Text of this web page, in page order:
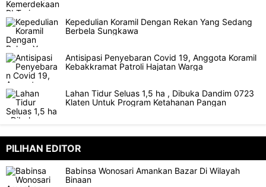
Kepedulian Koramil Dengan Rekan Yang Sedang
Berbela Sungkawa
Antisipasi Penyebaran Covid 19, Anggota Koramil
Kebakkramat Patroli Hajatan Warga
Lahan Tidur Seluas 1,5 ha , Dibuka Dandim 0723
Klaten Untuk Program Ketahanan Pangan
PILIHAN EDITOR
Babinsa Wonosari Amankan Bazar Di Wilayah
Binaan